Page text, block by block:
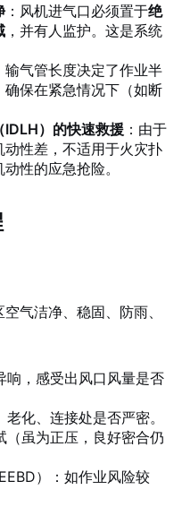
：风机进气口必须置于绝
，并有人监护。这是系统
输气管长度决定了作业半
保在紧急情况下（如断
IDLH）的快速救援 ：由于
性差，不适用于火灾扑
性的应急抢险。
气洁净、稳固、防雨、
响，感受出风口风量是否
化、连接处是否严密。
（虽为正压，良好密合仍
）：如作业风险较